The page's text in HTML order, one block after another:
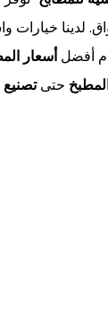
لدينا
أفضل أسعار
حتىتصنيع